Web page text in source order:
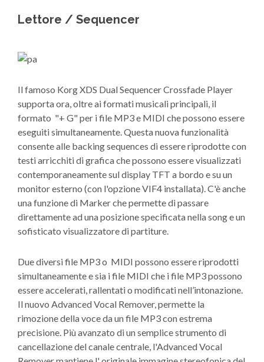
Lettore / Sequencer
Il famoso Korg XDS Dual Sequencer Crossfade Player
supporta ora, oltre ai formati musicali principali, il
formato "+ G" per i file MP3 e MIDI che possono essere
eseguiti simultaneamente. Questa nuova funzionalità
consente alle backing sequences di essere riprodotte con
testi arricchiti di grafica che possono essere visualizzati
contemporaneamente sul display TFT a bordo e su un
monitor esterno (con l'opzione VIF4 installata). C'è anche
una funzione di Marker che permette di passare
direttamente ad una posizione specificata nella song e un
sofisticato visualizzatore di partiture.
Due diversi file MP3 o MIDI possono essere riprodotti
simultaneamente e sia i file MIDI che i file MP3 possono
essere accelerati, rallentati o modificati nell’intonazione.
Il nuovo Advanced Vocal Remover, permette la
rimozione della voce da un file MP3 con estrema
precisione. Più avanzato di un semplice strumento di
cancellazione del canale centrale, l'Advanced Vocal